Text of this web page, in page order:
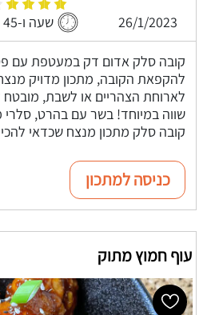
26/1/2023 שעה ו-45 דקות
קובה סלק אדום דק במעטפת עם
להקפאת הקובה, מתכון מדויק
לארוחת הצהריים או לשבת, מובטח
שווה במיוחד! בשר עם בהרט,
קובה סלק מתכון מנצח שכדאי
כניסה למתכון
עוף חמוץ מתוק